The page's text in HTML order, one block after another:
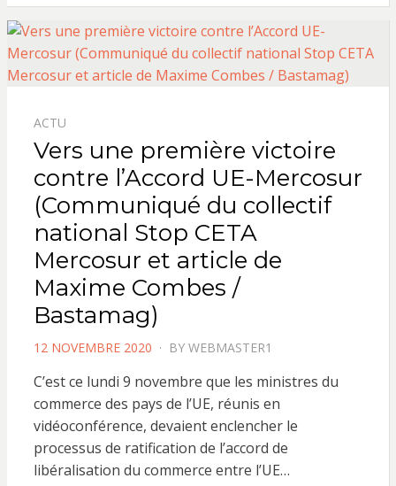
ACTU
Vers une première victoire
contre l’Accord UE-Mercosur
(Communiqué du collectif
national Stop CETA
Mercosur et article de
Maxime Combes /
Bastamag)
POSTED
12 NOVEMBRE 2020 BY WEBMASTER1
C’est ce lundi 9 novembre que les ministres du
commerce des pays de l’UE, réunis en
vidéoconférence, devaient enclencher le
processus de ratification de l’accord de
libéralisation du commerce entre l’UE…